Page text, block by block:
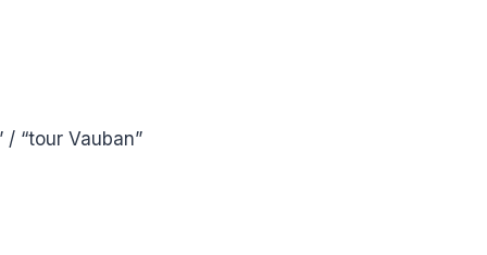
“tour Vauban”